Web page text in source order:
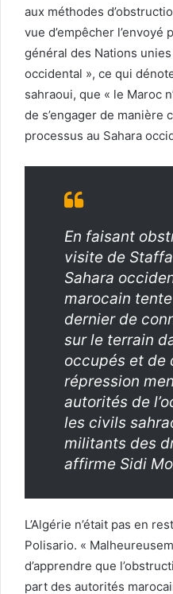
aux méthodes
vue d’empêcher
général des Nations
occidental », ce qui
sahraoui, que « le Maroc
de s’engager de manière
processus au Sahara
En faisant
visite de
Sahara
marocain
dernier de
sur le terrain
occupés et de
répression
autorités de
les civils
militants des
affirme Sidi
L’Algérie n’était pas en
Polisario. «
d’apprendre que
part des autorités